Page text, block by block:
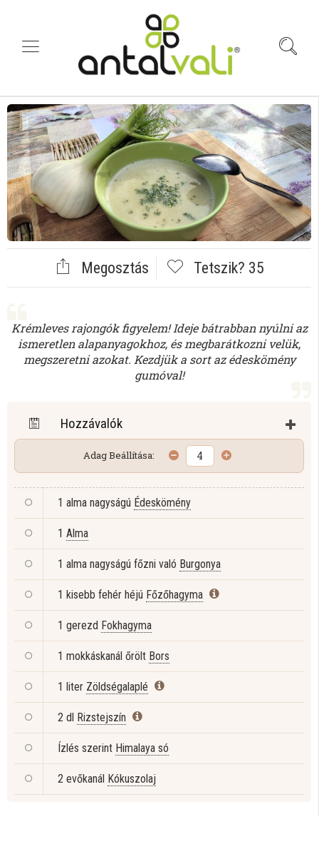
Megosztás Tetszik? 35
Krémleves rajongók figyelem! Ideje bátrabban nyúlni az
ismeretlen alapanyagokhoz, és megbarátkozni velük,
megszeretni azokat. Kezdjük a sort az édeskömény
gumóval!
Hozzávalók
Adag Beállítása:
1 alma nagyságú Édeskömény
1 Alma
1 alma nagyságú főzni való Burgonya
1 kisebb fehér héjú Főzőhagyma
1 gerezd Fokhagyma
1 mokkáskanál őrölt Bors
1 liter Zöldségalaplé
2 dl Rizstejszín
Ízlés szerint Himalaya só
2 evőkanál Kókuszolaj